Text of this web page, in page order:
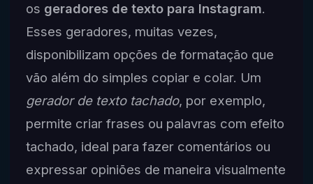
os geradores de texto para Instagram.
Esses geradores, muitas vezes,
disponibilizam opções de formatação que
vão além do simples copiar e colar. Um
gerador de texto tachado, por exemplo,
permite criar frases ou palavras com efeito
tachado, ideal para fazer comentários ou
expressar opiniões de maneira visualmente